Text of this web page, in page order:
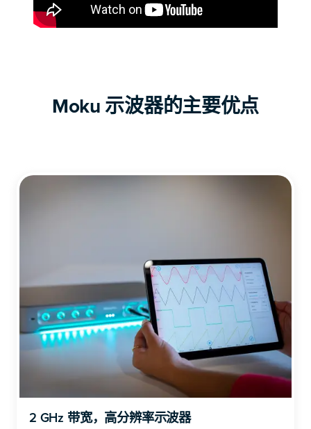
Moku 示波器的主要优点
2 GHz 带宽，高分辨率示波器